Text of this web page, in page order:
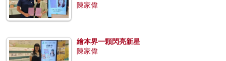
陳家偉
繪本界一顆閃亮新星
陳家偉